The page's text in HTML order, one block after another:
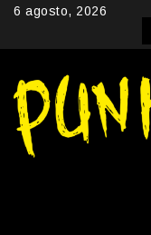
Skip6 agosto, 2026